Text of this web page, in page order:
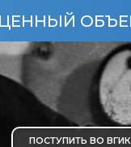
ОБЪЕКТ
ПОСТУПИТЬ ВО ВГИК